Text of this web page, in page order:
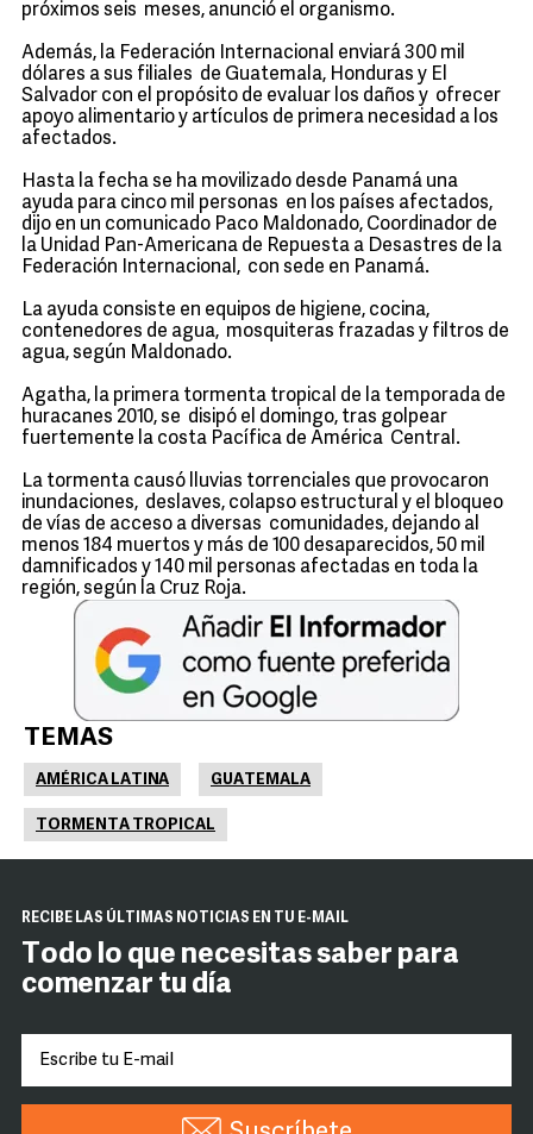
próximos seis meses, anunció el organismo.
Además, la Federación Internacional enviará 300 mil
dólares a sus filiales de Guatemala, Honduras y El
Salvador con el propósito de evaluar los daños y ofrecer
apoyo alimentario y artículos de primera necesidad a los
afectados.
Hasta la fecha se ha movilizado desde Panamá una
ayuda para cinco mil personas en los países afectados,
dijo en un comunicado Paco Maldonado, Coordinador de
la Unidad Pan-Americana de Repuesta a Desastres de la
Federación Internacional, con sede en Panamá.
La ayuda consiste en equipos de higiene, cocina,
contenedores de agua, mosquiteras frazadas y filtros de
agua, según Maldonado.
Agatha, la primera tormenta tropical de la temporada de
huracanes 2010, se disipó el domingo, tras golpear
fuertemente la costa Pacífica de América Central.
La tormenta causó lluvias torrenciales que provocaron
inundaciones, deslaves, colapso estructural y el bloqueo
de vías de acceso a diversas comunidades, dejando al
menos 184 muertos y más de 100 desaparecidos, 50 mil
damnificados y 140 mil personas afectadas en toda la
región, según la Cruz Roja.
TEMAS
AMÉRICA LATINA GUATEMALA
TORMENTA TROPICAL
RECIBE LAS ÚLTIMAS NOTICIAS EN TU E-MAIL
Todo lo que necesitas saber para
comenzar tu día